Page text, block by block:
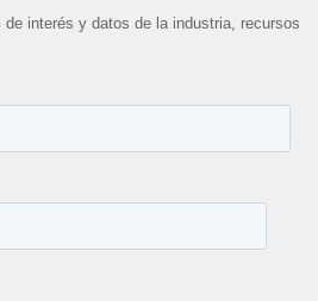
interés y datos de la industria, recursos